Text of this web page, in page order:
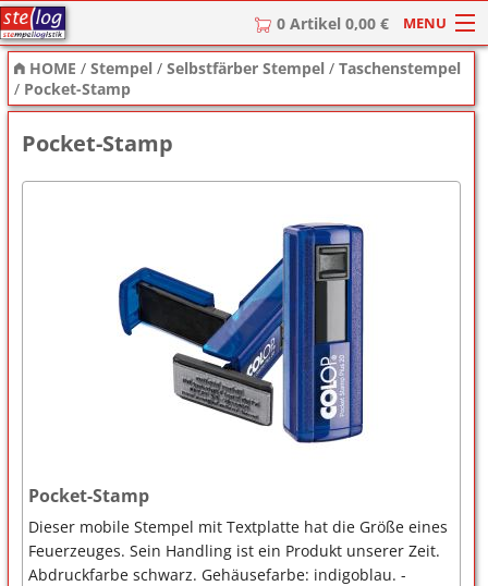
0 Artikel 0,00 € MENU
HOME
Stempel
HOME /Stempel /Selbstfärber Stempel /Taschenstempel
/ Pocket-Stamp
Pocket-Stamp
Pocket-Stamp
Dieser mobile Stempel mit Textplatte hat die Größe eines
Feuerzeuges. Sein Handling ist ein Produkt unserer Zeit.
Abdruckfarbe schwarz. Gehäusefarbe: indigoblau. -